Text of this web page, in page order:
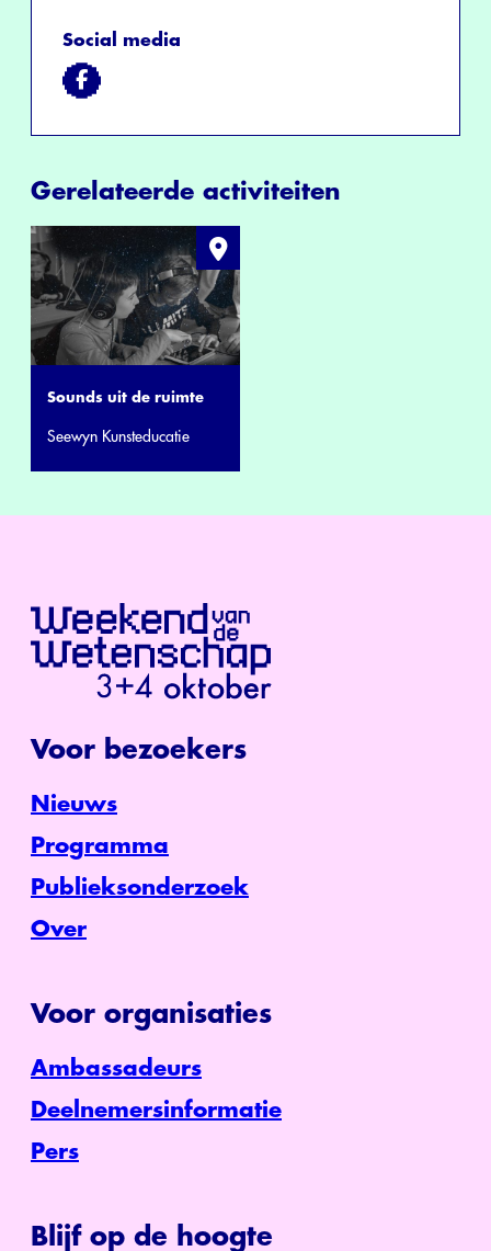
Social media
Gerelateerde activiteiten
Sounds uit de ruimte
Seewyn Kunsteducatie
Voor bezoekers
Nieuws
Programma
Publieksonderzoek
Over
Voor organisaties
Ambassadeurs
Deelnemersinformatie
Pers
Blijf op de hoogte